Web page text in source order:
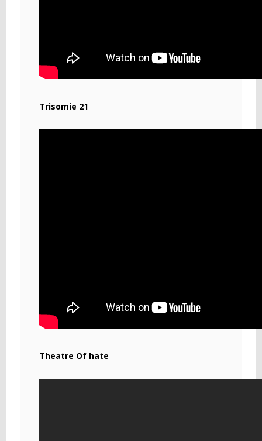
Trisomie 21
Theatre Of hate